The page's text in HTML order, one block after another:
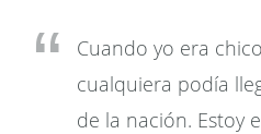
Cuando yo era
cualquiera podía
de la nación. Estoy